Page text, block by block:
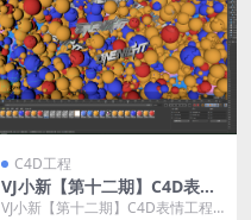
C4D工程
VJ小新【第十二期】C4D表情
工程套装笑脸
VJ小新【第十二期】C4D表情工程